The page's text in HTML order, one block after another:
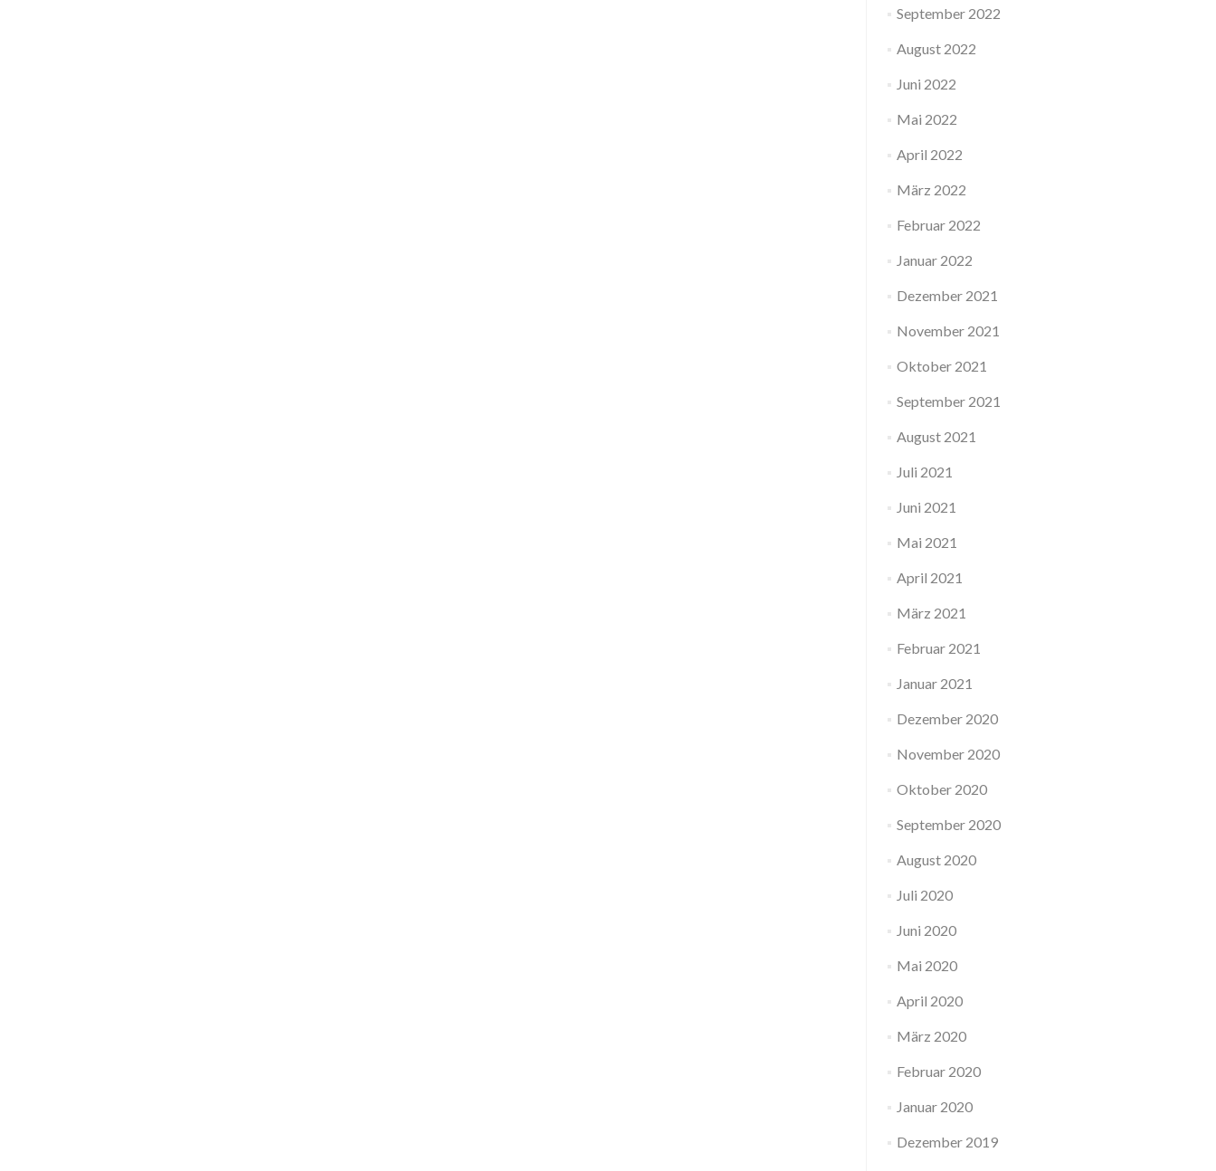
September 2022
August 2022
Juni 2022
Mai 2022
April 2022
März 2022
Februar 2022
Januar 2022
Dezember 2021
November 2021
Oktober 2021
September 2021
August 2021
Juli 2021
Juni 2021
Mai 2021
April 2021
März 2021
Februar 2021
Januar 2021
Dezember 2020
November 2020
Oktober 2020
September 2020
August 2020
Juli 2020
Juni 2020
Mai 2020
April 2020
März 2020
Februar 2020
Januar 2020
Dezember 2019